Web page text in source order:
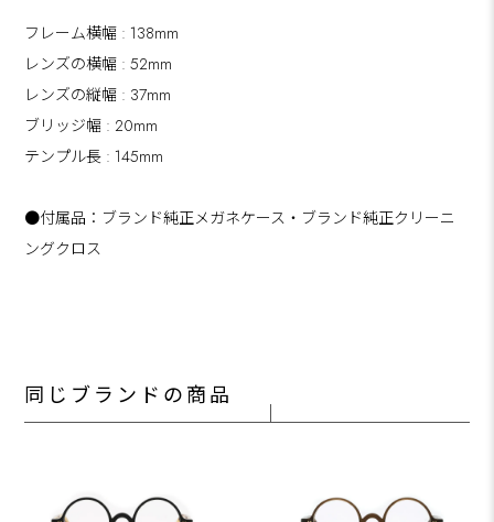
フレーム横幅 : 138mm
レンズの横幅 : 52mm
レンズの縦幅 : 37mm
ブリッジ幅 : 20mm
テンプル長 : 145mm
●付属品：ブランド純正メガネケース・ブランド純正クリーニ
ングクロス
同じブランドの商品